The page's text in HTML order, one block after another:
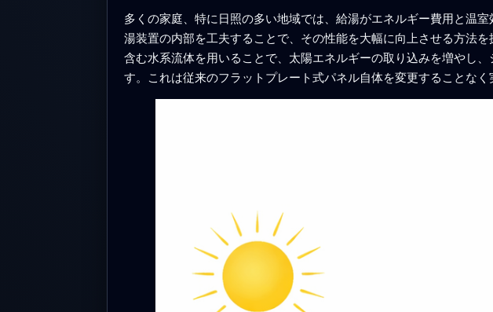
多くの家庭、特に日照の多い地域では、給湯がエネルギー費用と温
湯装置の内部を工夫することで、その性能を大幅に向上させる方法
含む水系流体を用いることで、太陽エネルギーの取り込みを増やし
す。これは従来のフラットプレート式パネル自体を変更することなく